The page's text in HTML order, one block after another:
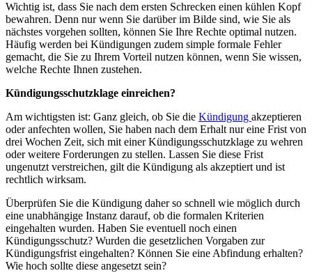
Wichtig ist, dass Sie nach dem ersten Schrecken einen kühlen Kopf
bewahren. Denn nur wenn Sie darüber im Bilde sind, wie Sie als
nächstes vorgehen sollten, können Sie Ihre Rechte optimal nutzen.
Häufig werden bei Kündigungen zudem simple formale Fehler
gemacht, die Sie zu Ihrem Vorteil nutzen können, wenn Sie wissen,
welche Rechte Ihnen zustehen.
Kündigungsschutzklage einreichen?
Am wichtigsten ist: Ganz gleich, ob Sie die Kündigung akzeptieren
oder anfechten wollen, Sie haben nach dem Erhalt nur eine Frist von
drei Wochen Zeit, sich mit einer Kündigungsschutzklage zu wehren
oder weitere Forderungen zu stellen. Lassen Sie diese Frist
ungenutzt verstreichen, gilt die Kündigung als akzeptiert und ist
rechtlich wirksam.
Überprüfen Sie die Kündigung daher so schnell wie möglich durch
eine unabhängige Instanz darauf, ob die formalen Kriterien
eingehalten wurden. Haben Sie eventuell noch einen
Kündigungsschutz? Wurden die gesetzlichen Vorgaben zur
Kündigungsfrist eingehalten? Können Sie eine Abfindung erhalten?
Wie hoch sollte diese angesetzt sein?